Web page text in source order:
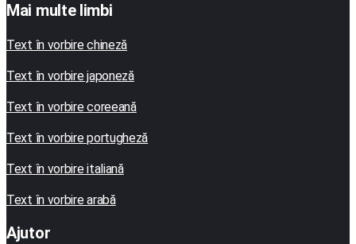
Mai multe limbi
Text în vorbire chineză
Text în vorbire japoneză
Text în vorbire coreeană
Text în vorbire portugheză
Text în vorbire italiană
Text în vorbire arabă
Ajutor